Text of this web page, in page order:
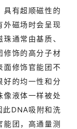
具有超顺磁性的
外磁场时会呈现
通常由基质、
修饰的高分子材
面修饰官能团不
好的均一性和分
像液体一样被处
此DNA吸附和洗
能团，高通量测